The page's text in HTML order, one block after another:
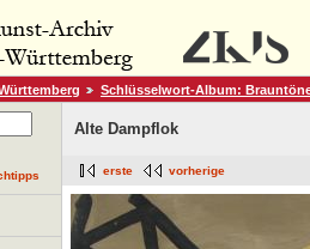
Schlüsselwort-Album:
Alte Dampflok
erste vorherige